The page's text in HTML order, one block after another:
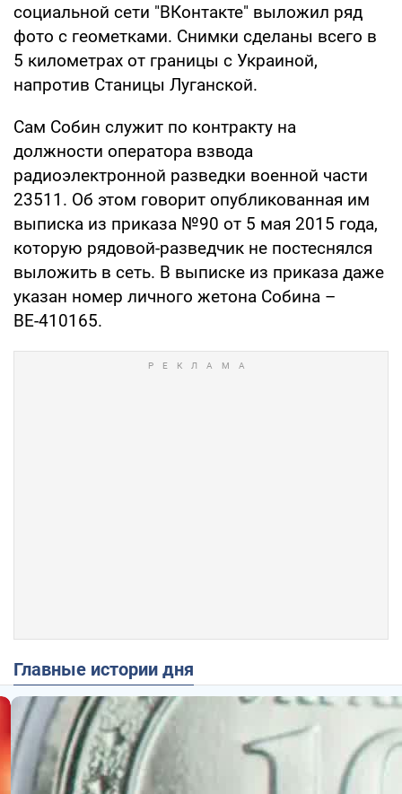
социальной сети "ВКонтакте" выложил ряд
фото с геометками. Снимки сделаны всего в
5 километрах от границы с Украиной,
напротив Станицы Луганской.
Сам Собин служит по контракту на
должности оператора взвода
радиоэлектронной разведки военной части
23511. Об этом говорит опубликованная им
выписка из приказа №90 от 5 мая 2015 года,
которую рядовой-разведчик не постеснялся
выложить в сеть. В выписке из приказа даже
указан номер личного жетона Собина –
ВЕ-410165.
Главные истории дня